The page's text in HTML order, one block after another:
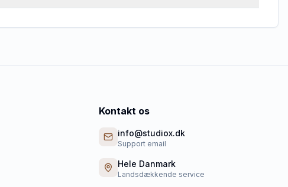
Kontakt os
info@studiox.dk
Support email
Hele Danmark
Landsdækkende service